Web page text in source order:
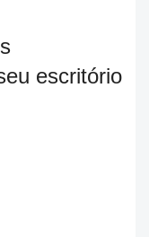
escritório